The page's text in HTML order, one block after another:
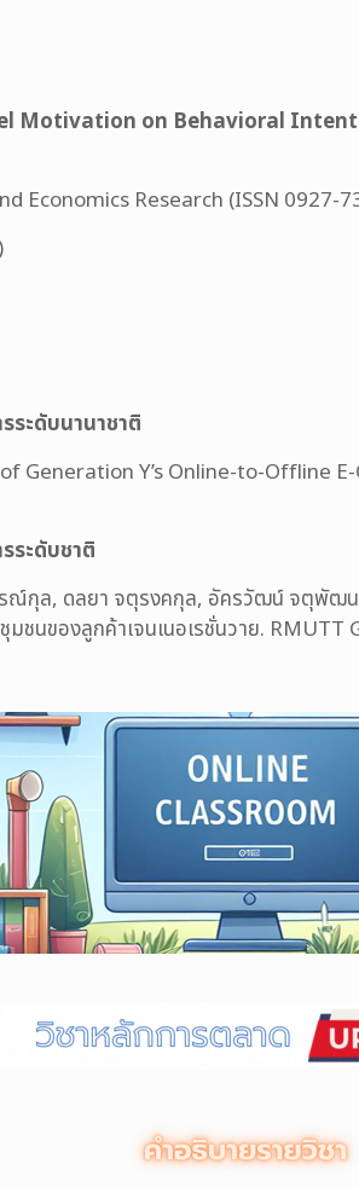
Motivation on Behavioral
Economics Research (ISSN 0927-
ระดับนานาชาติ
Generation Y’s Online-to-Offline
ระดับชาติ
ล, ดลยา จตุรงคกุล, อัครวัฒน์ จตุพัฒน
นของลูกค้าเจนเนอเรชั่นวาย.